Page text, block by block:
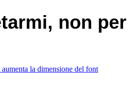
non
aumenta la dimensione del font